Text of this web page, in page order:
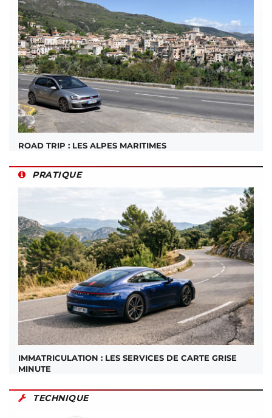
ROAD TRIP : LES ALPES MARITIMES
PRATIQUE
IMMATRICULATION : LES SERVICES DE CARTE GRISE
MINUTE
TECHNIQUE